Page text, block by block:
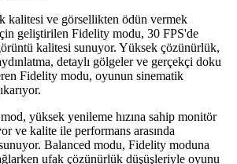
kalitesi ve görsellikten ödün vermek
geliştirilen Fidelity modu, 30 FPS'de
kalitesi sunuyor. Yüksek çözünürlük,
detaylı gölgeler ve gerçekçi doku
Fidelity modu, oyunun sinematik
yüksek yenileme hızına sahip monitör
ve kalite ile performans arasında
Balanced modu, Fidelity moduna
ufak çözünürlük düşüşleriyle oyunu